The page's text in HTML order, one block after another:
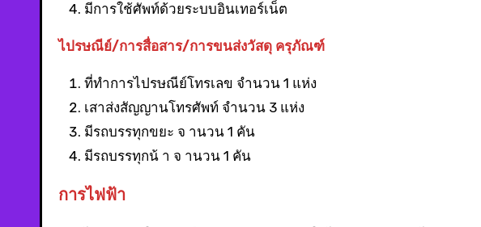
มีการใช้ศัพท์ด้วยระบบอินเทอร์เน็ต
ไปรษณีย์/การสื่อสาร/การขนส่งวัสดุ ครุภัณฑ์
ที่ทำการไปรษณีย์โทรเลข จำนวน 1 แห่ง
เสาส่งสัญญานโทรศัพท์ จำนวน 3 แห่ง
มีรถบรรทุกขยะ จ านวน 1 คัน
มีรถบรรทุกน้ า จ านวน 1 คัน
การไฟฟ้า